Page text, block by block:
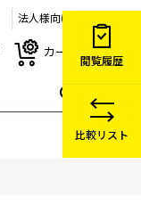
法人様向け
カート
閲覧履歴
比較リスト